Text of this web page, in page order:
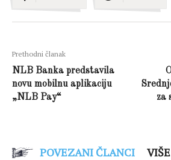
Prethodni članak
NLB Banka predstavila
novu mobilnu aplikaciju
„NLB Pay“
za
POVEZANI ČLANCI